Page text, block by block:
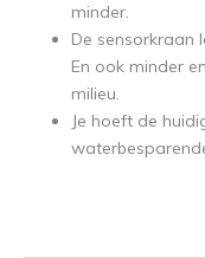
minder.
De sensorkraan
En ook minder
milieu.
Je hoeft de